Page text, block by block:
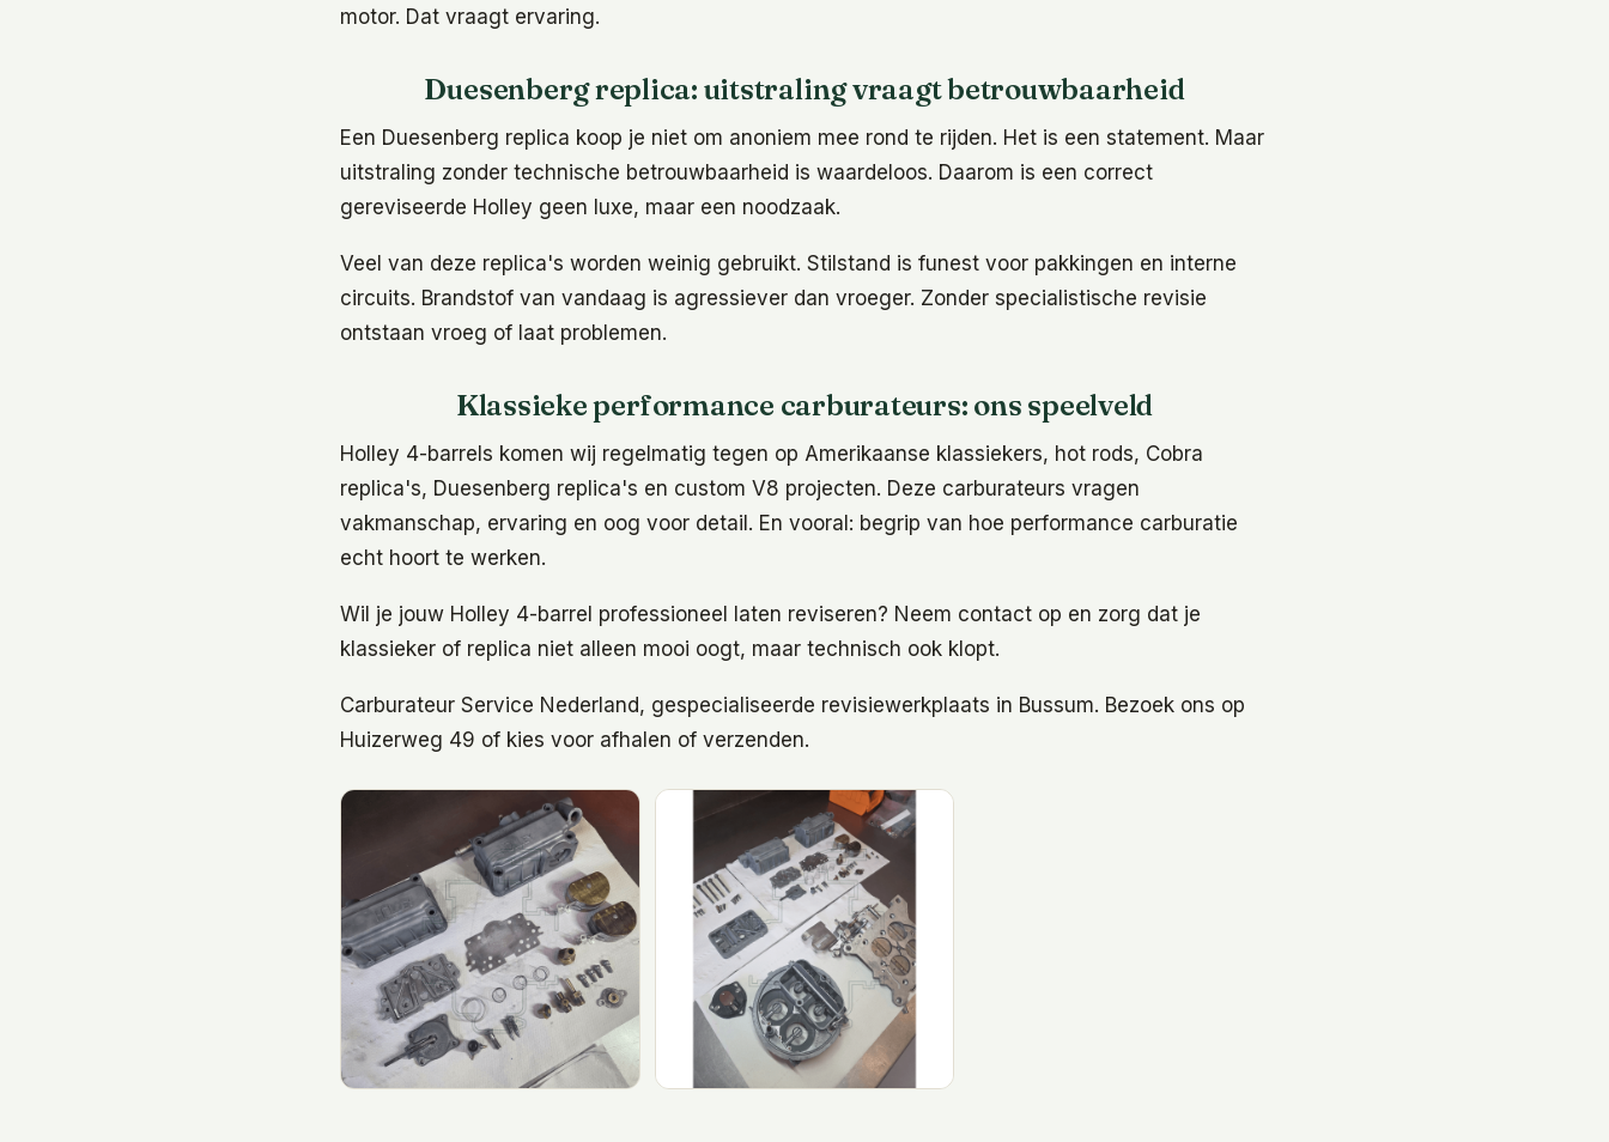
motor. Dat vraagt ervaring.
Duesenberg replica: uitstraling vraagt betrouwbaarheid
Een Duesenberg replica koop je niet om anoniem mee rond te rijden. Het is een statement. Maar
uitstraling zonder technische betrouwbaarheid is waardeloos. Daarom is een correct
gereviseerde Holley geen luxe, maar een noodzaak.
Veel van deze replica's worden weinig gebruikt. Stilstand is funest voor pakkingen en interne
circuits. Brandstof van vandaag is agressiever dan vroeger. Zonder specialistische revisie
ontstaan vroeg of laat problemen.
Klassieke performance carburateurs: ons speelveld
Holley 4-barrels komen wij regelmatig tegen op Amerikaanse klassiekers, hot rods, Cobra
replica's, Duesenberg replica's en custom V8 projecten. Deze carburateurs vragen
vakmanschap, ervaring en oog voor detail. En vooral: begrip van hoe performance carburatie
echt hoort te werken.
Wil je jouw Holley 4-barrel professioneel laten reviseren? Neem contact op en zorg dat je
klassieker of replica niet alleen mooi oogt, maar technisch ook klopt.
Carburateur Service Nederland, gespecialiseerde revisiewerkplaats in Bussum. Bezoek ons op
Huizerweg 49 of kies voor afhalen of verzenden.